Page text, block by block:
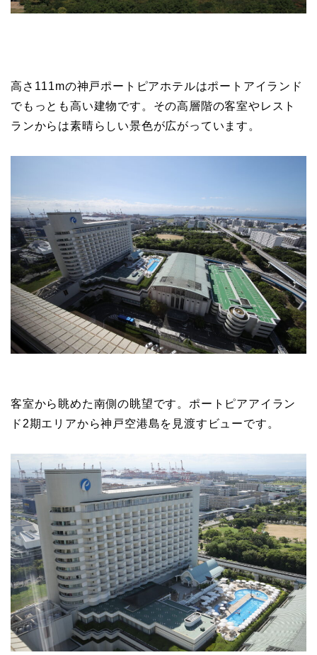
高さ111mの神戸ポートピアホテルはポートアイランド
でもっとも高い建物です。その高層階の客室やレスト
ランからは素晴らしい景色が広がっています。
客室から眺めた南側の眺望です。ポートピアアイラン
ド2期エリアから神戸空港島を見渡すビューです。